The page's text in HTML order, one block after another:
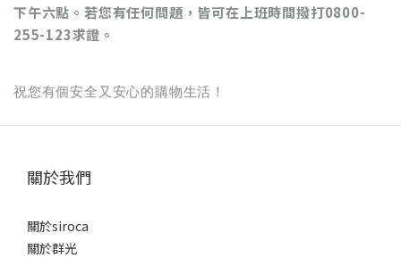
下午六點。若您有任何問題，皆可在上班時間撥打0800-
255-123求證。
祝您有個安全又安心的購物生活！
關於我們
關於siroca
關於群光